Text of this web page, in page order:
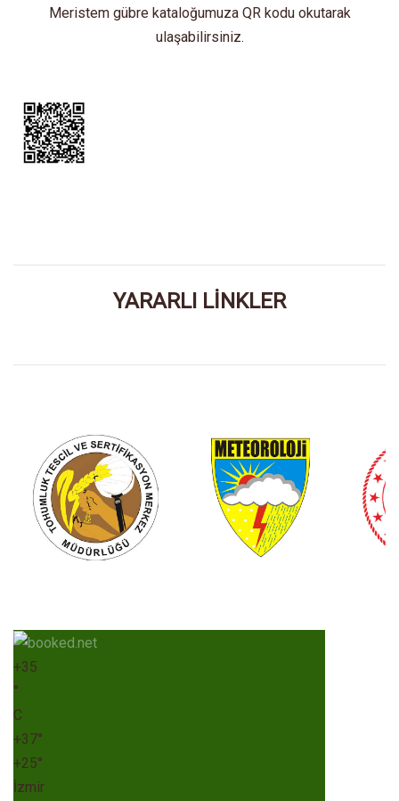
Meristem gübre kataloğumuza QR kodu okutarak
ulaşabilirsiniz.
YARARLI LİNKLER
+35
°
C
+37°
+25°
İzmir